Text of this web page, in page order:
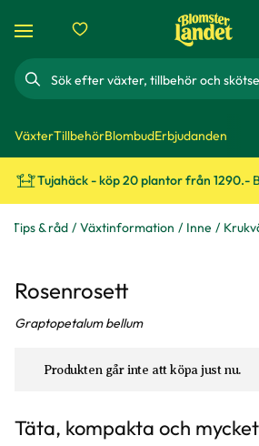
Sök
VäxterTillbehörBlombudErbjudanden
Tujahäck - köp 20 plantor från 1290.-
Tips & råd Växtinformation Inne
Rosenrosett
Graptopetalum bellum
Produkten går inte att köpa just nu.
Täta, kompakta och